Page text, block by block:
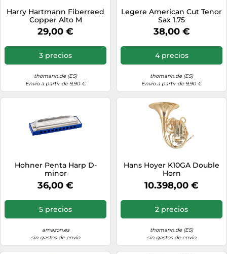
Harry Hartmann Fiberreed
Copper Alto M
29,00 €
3 precios
thomann.de (ES)
Envío a partir de 9,90 €
Legere American Cut Tenor
Sax 1.75
38,00 €
4 precios
thomann.de (ES)
Envío a partir de 9,90 €
Hohner Penta Harp D-
minor
36,00 €
5 precios
amazon.es
sin gastos de envío
Hans Hoyer K10GA Double
Horn
10.398,00 €
2 precios
thomann.de (ES)
sin gastos de envío